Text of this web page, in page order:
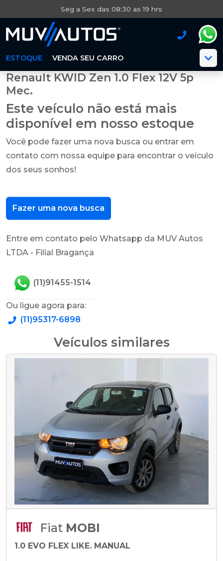
Seg a Sex das 08:30 as 19 hrs
ESTOQUE VENDA SEU CARRO
Renault KWID Zen 1.0 Flex 12V 5p
Mec.
Este veículo não está mais
disponível em nosso estoque
Você pode fazer uma nova busca ou entrar em
contato com nossa equipe para encontrar o veículo
dos seus sonhos!
Fazer uma nova busca
Entre em contato pelo Whatsapp da MUV Autos
LTDA - Filial Bragança
(11)91455-1514
Ou ligue agora para:
(11)95317-6898
Veículos similares
Fiat MOBI
1.0 EVO FLEX LIKE. MANUAL